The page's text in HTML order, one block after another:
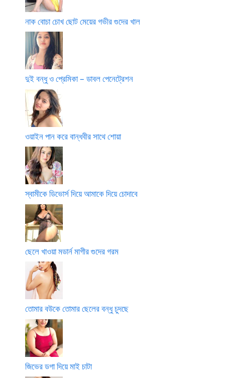
নাক বোচা চোখ ছোট মেয়ের গভীর গুদের খাল
দুই বন্ধু ও প্রেমিকা – ডাবল পেনেট্রেশন
ওয়াইন পান করে বান্ধবীর সাথে শোয়া
স্বামীকে ডিভোর্স দিয়ে আমাকে দিয়ে চোদাবে
ছেলে খাওয়া মডার্ন মাগীর গুদের গরম
তোমার বউকে তোমার ছেলের বন্ধু চুদছে
জিভের ডগা দিয়ে মাই চাটা